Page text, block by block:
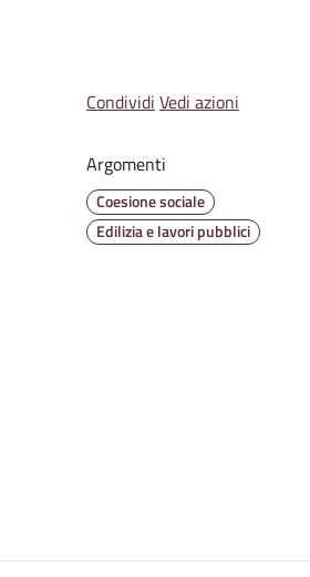
Condividi Vedi azioni
Argomenti
Coesione sociale
Edilizia e lavori pubblici